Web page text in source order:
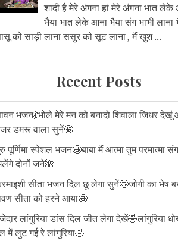
शादी है मेरे अंगना हां मेरे अंगना भात लेके
भैया भात लेके आना भैया संग भाभी लाना
को साड़ी लाना ससुर को सूट लाना , मैं खुश ...
Recent Posts
भजन💃भोले मेरे मन को बनादो शिवाला जिधर देखूं
डमरू वाला सुनें🤩
पूर्णिमा स्पेशल भजन🤩बाबा मैं आत्मा तुम परमात्मा
दोनों जने🌺
सीता भजन दिल छू लेगा सुनें🤩जोगी का भेष
सीता को हरने आया🤩
लांगुरिया डांस दिल जीत लेगा देखें🤣लांगुरिया
में लुट गई रे लांगुरिया🤣